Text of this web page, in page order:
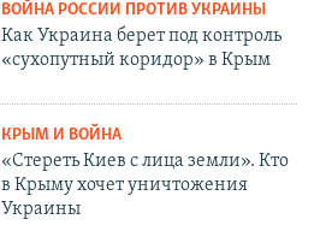
ВОЙНА РОССИИ ПРОТИВ УКРАИНЫ
Как Украина берет под контроль
«сухопутный коридор» в Крым
КРЫМ И ВОЙНА
«Стереть Киев с лица земли». Кто
в Крыму хочет уничтожения
Украины